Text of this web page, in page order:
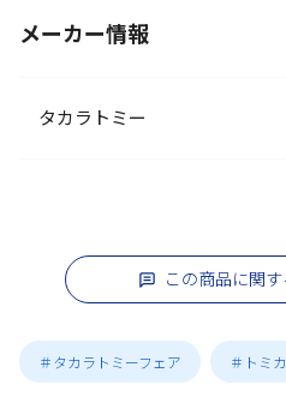
メーカー情報
タカラトミー
この商品に関
＃タカラトミーフェア ＃トミカ